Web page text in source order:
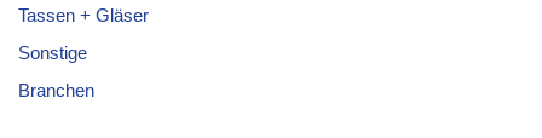
Tassen + Gläser
Sonstige
Branchen